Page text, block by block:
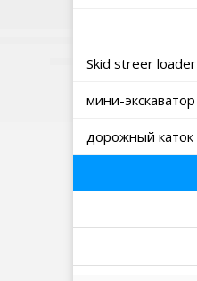
Skid streer loader
мини-экскаватор
дорожный каток